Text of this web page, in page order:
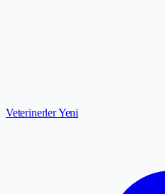
VeterinerlerYeni